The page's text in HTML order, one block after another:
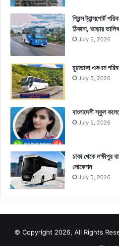
প্রিন্স ট্রান্সপোর্ট
ঠিকানা, ভাড়ার
July 5, 2026
চুয়াডাঙ্গা এসএম
July 5, 2026
বাংলাদেশী স্কুল
July 5, 2026
ঢাকা থেকে লক্ষীপুর
লোকেশন
July 5, 2026
© Copyright 2026, All Rights